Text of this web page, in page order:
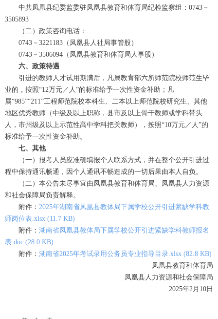
中共凤凰县纪委监委驻凤凰县教育和体育局纪检监察组：0743－
3505893
（二）政策咨询电话：
0743－3221183（凤凰县人社局事管股）
0743－3506094（凤凰县教育和体育局人事股）
六、政策待遇
引进的教师人才试用期满后，凡属教育部六所师范院校师范生毕
业的，按照“12万元／人”的标准给予一次性资金补助；凡
属“985”“211”工程师范院校本科生、二本以上师范院校研究生、其他
地区优秀教师（中级及以上职称，县市及以上骨干教师或学科带头
人，市州级及以上示范性高中学科把关教师），按照“10万元／人”的
标准给予一次性资金补助。
七、其他
（一）报考人员应准确填报个人联系方式，并在整个公开引进过
程中保持通讯畅通，因个人通讯不畅造成的一切后果由本人自负。
（二）本公告未尽事宜由凤凰县教育和体育局、凤凰县人力资源
和社会保障局负责解释。
附件： 2025年湖南省凤凰县教体局下属学校公开引进紧缺学科教
师岗位表.xlsx (11.7 KB)
附件： 湖南省凤凰县教体局下属学校公开引进紧缺学科教师报名
表.doc (28.0 KB)
附件： 湖南省2025年考试录用公务员专业指导目录.xlsx (82.8 KB)
凤凰县教育和体育局
凤凰县人力资源和社会保障局
2025年2月10日